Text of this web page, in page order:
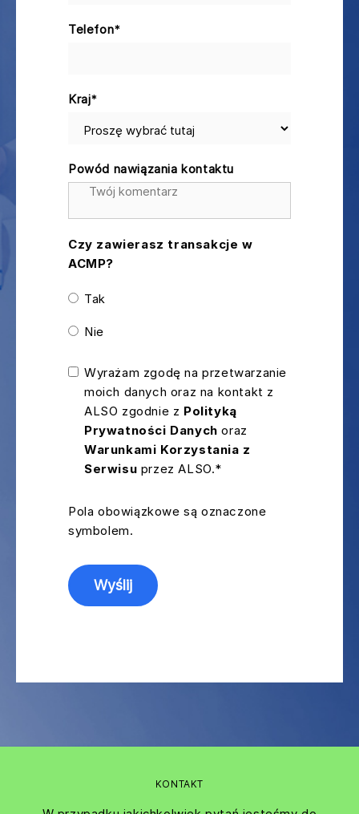
Telefon*
Kraj*
Powód nawiązania kontaktu
Czy zawierasz transakcje w
ACMP?
Tak
Nie
Wyrażam zgodę na przetwarzanie
moich danych oraz na kontakt z
ALSO zgodnie z Polityką
Prywatności Danych oraz
Warunkami Korzystania z
Serwisu przez ALSO.*
Pola obowiązkowe są oznaczone
symbolem.
KONTAKT